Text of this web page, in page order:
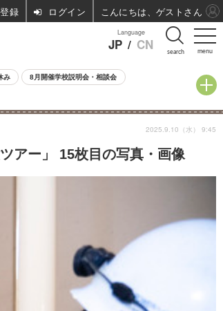
menu
Language
JP / CN search
み 8月開催学校説明会・相談会
アー」 15枚目の写真・画像
2025.9.10（水） 9:45
ログイン こんにちは、ゲストさん